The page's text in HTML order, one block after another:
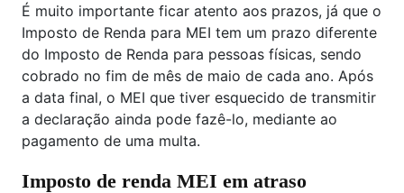
É muito importante ficar atento aos prazos, já que o
Imposto de Renda para MEI tem um prazo diferente
do Imposto de Renda para pessoas físicas, sendo
cobrado no fim de mês de maio de cada ano. Após
a data final, o MEI que tiver esquecido de transmitir
a declaração ainda pode fazê-lo, mediante ao
pagamento de uma multa.
Imposto de renda MEI em atraso